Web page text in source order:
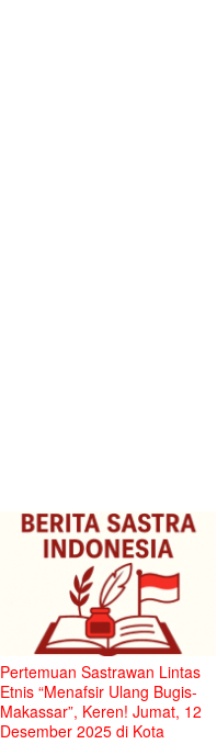
Pertemuan Sastrawan Lintas
Etnis “Menafsir Ulang Bugis-
Makassar”, Keren! Jumat, 12
Desember 2025 di Kota